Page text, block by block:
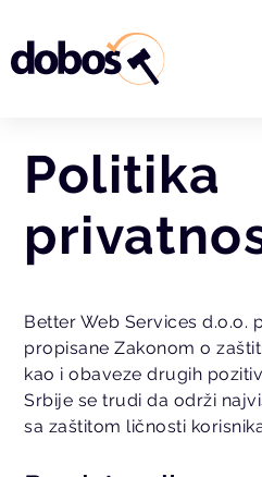
Politika
Better Web Services d.o.o.
propisane Zakonom o
kao i obaveze drugih
Srbije se trudi da održi
sa zaštitom ličnosti